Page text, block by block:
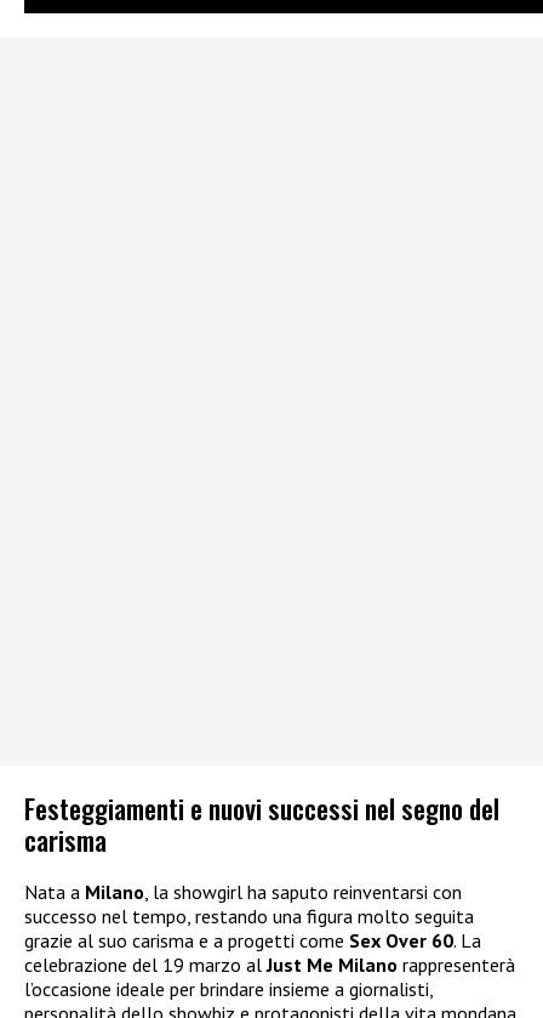
Festeggiamenti e nuovi successi nel segno del
carisma
Nata a Milano , la showgirl ha saputo reinventarsi con
successo nel tempo, restando una figura molto seguita
grazie al suo carisma e a progetti come Sex Over 60. La
celebrazione del 19 marzo alJust Me Milano rappresenterà
l’occasione ideale per brindare insieme a giornalisti,
personalità dello showbiz e protagonisti della vita mondana.